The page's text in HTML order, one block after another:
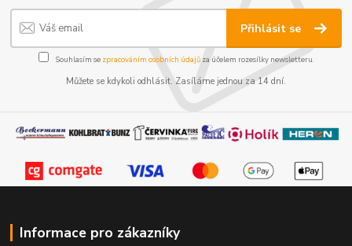
Přihlásit se
Souhlasím se zpracováním osobních údajůza účelem rozesílky newsletteru.
Můžete se kdykoli odhlásit. Zasíláme jednou za 14 dní.
Informace pro zákazníky